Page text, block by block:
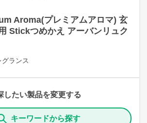
Aroma(プレミアムアロマ) 玄
Stickつめかえ アーバンリュク
ランス
したい製品を変更する
キーワードから探す